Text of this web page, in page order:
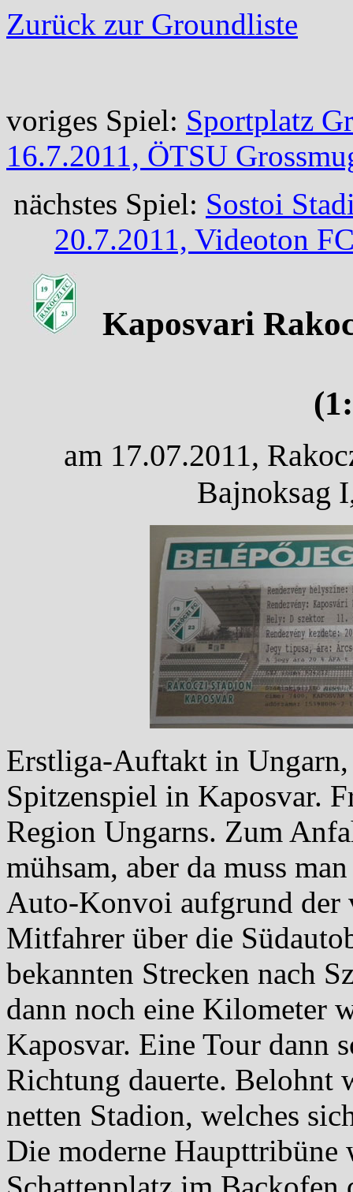
Zurück zur Groundliste
voriges Spiel: Sportplatz
16.7.2011, ÖTSU
nächstes Spiel: Sostoi
20.7.2011, Videoton
Kaposvari
am 17.07.2011,
Bajnoksag
Erstliga-Auftakt in
Spitzenspiel in Kaposvar.
Region Ungarns. Zum
mühsam, aber da muss
Auto-Konvoi aufgrund der
Mitfahrer über die
bekannten Strecken nach
dann noch eine Kilometer
Kaposvar. Eine Tour dann
Richtung dauerte. Belohnt
netten Stadion, welches
Die moderne Haupttribüne